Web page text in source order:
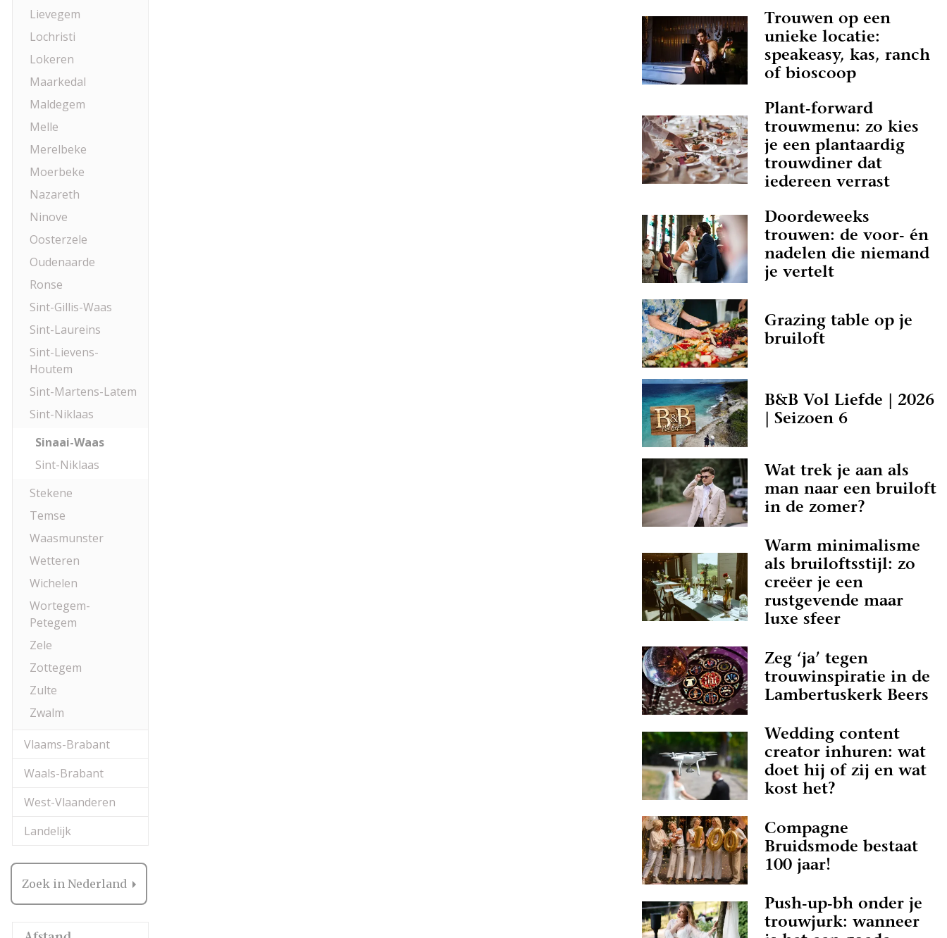
Lievegem
Lochristi
Lokeren
Maarkedal
Maldegem
Melle
Merelbeke
Moerbeke
Nazareth
Ninove
Oosterzele
Oudenaarde
Ronse
Sint-Gillis-Waas
Sint-Laureins
Sint-Lievens-
Houtem
Sint-Martens-Latem
Sint-Niklaas
Sinaai-Waas
Sint-Niklaas
Stekene
Temse
Waasmunster
Wetteren
Wichelen
Wortegem-
Petegem
Zele
Zottegem
Zulte
Zwalm
Vlaams-Brabant
Waals-Brabant
West-Vlaanderen
Landelijk
Zoek in Nederland
Trouwen op een
unieke locatie:
speakeasy, kas, ranch
of bioscoop
Plant-forward
trouwmenu: zo kies
je een plantaardig
trouwdiner dat
iedereen verrast
Doordeweeks
trouwen: de voor- én
nadelen die niemand
je vertelt
Grazing table op je
bruiloft
B&B Vol Liefde | 2026
| Seizoen 6
Wat trek je aan als
man naar een bruiloft
in de zomer?
Warm minimalisme
als bruiloftsstijl: zo
creëer je een
rustgevende maar
luxe sfeer
Zeg ‘ja’ tegen
trouwinspiratie in de
Lambertuskerk Beers
Wedding content
creator inhuren: wat
doet hij of zij en wat
kost het?
Compagne
Bruidsmode bestaat
100 jaar!
Push-up-bh onder je
trouwjurk: wanneer